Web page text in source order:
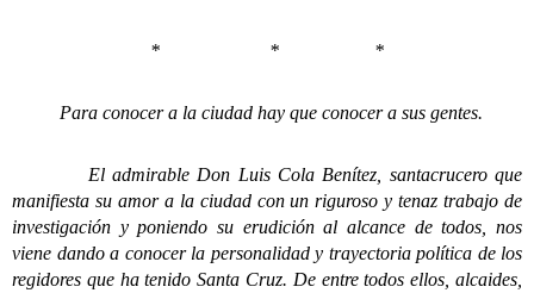
* * *
Para conocer a la ciudad hay que conocer a sus gentes.
El admirable Don Luis Cola Benítez, santacrucero que
manifiesta su amor a la ciudad con un riguroso y tenaz trabajo de
investigación y poniendo su erudición al alcance de todos, nos
viene dando a conocer la personalidad y trayectoria política de los
regidores que ha tenido Santa Cruz. De entre todos ellos, alcaides,